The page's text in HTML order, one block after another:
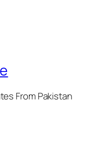
From Pakistan